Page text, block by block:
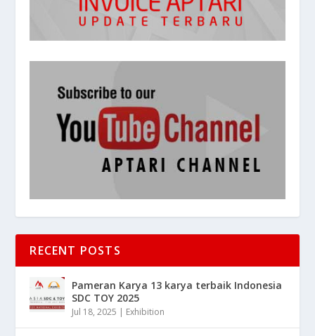
RECENT POSTS
Pameran Karya 13 karya terbaik Indonesia
SDC TOY 2025
Jul 18, 2025 | Exhibition